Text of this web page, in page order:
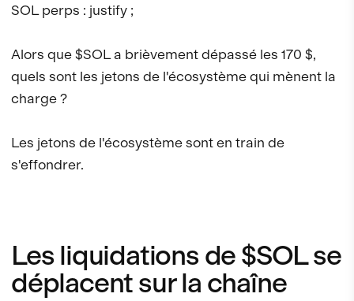
SOL perps : justify ;
Alors que $SOL a brièvement dépassé les 170 $,
quels sont les jetons de l'écosystème qui mènent la
charge ?
Les jetons de l'écosystème sont en train de
s'effondrer.
Les liquidations de $SOL se
déplacent sur la chaîne